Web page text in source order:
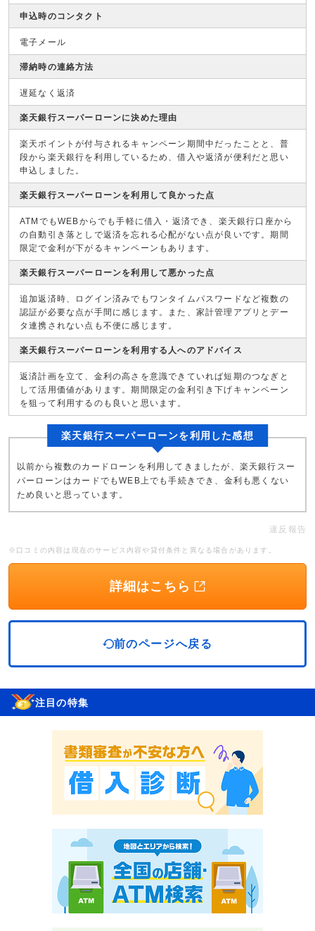
申込時のコンタクト
電子メール
滞納時の連絡方法
遅延なく返済
楽天銀行スーパーローンに決めた理由
楽天ポイントが付与されるキャンペーン期間中だったことと、普
段から楽天銀行を利用しているため、借入や返済が便利だと思い
申込しました。
楽天銀行スーパーローンを利用して良かった点
ATMでもWEBからでも手軽に借入・返済でき、楽天銀行口座から
の自動引き落としで返済を忘れる心配がない点が良いです。期間
限定で金利が下がるキャンペーンもあります。
楽天銀行スーパーローンを利用して悪かった点
追加返済時、ログイン済みでもワンタイムパスワードなど複数の
認証が必要な点が手間に感じます。また、家計管理アプリとデー
タ連携されない点も不便に感じます。
楽天銀行スーパーローンを利用する人へのアドバイス
返済計画を立て、金利の高さを意識できていれば短期のつなぎと
して活用価値があります。期間限定の金利引き下げキャンペーン
を狙って利用するのも良いと思います。
楽天銀行スーパーローンを利用した感想
以前から複数のカードローンを利用してきましたが、楽天銀行スー
パーローンはカードでもWEB上でも手続きでき、金利も悪くない
ため良いと思っています。
違反報告
※口コミの内容は現在のサービス内容や貸付条件と異なる場合があります。
詳細はこちら
前のページへ戻る
注目の特集